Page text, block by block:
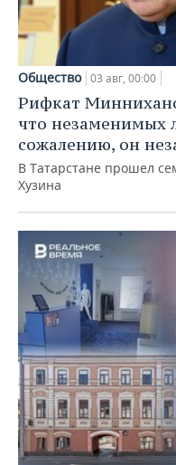
Общество 03 авг, 00:00
Рифкат
что незаменимых
сожалению, он
В Татарстане прошел
Хузина